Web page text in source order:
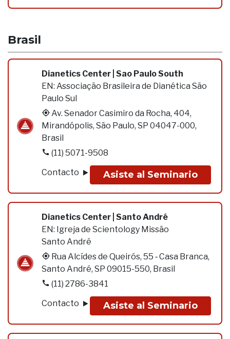
Brasil
Dianetics Center | Sao Paulo South
EN: Associação Brasileira de Dianética São
Paulo Sul
Av. Senador Casimiro da Rocha, 404,
Mirandópolis, São Paulo, SP 04047-000,
Brasil
(11) 5071-9508
Contacto
Asiste al Seminario
Dianetics Center | Santo André
EN: Igreja de Scientology Missão
Santo André
Rua Alcídes de Queirós, 55 ‑ Casa Branca,
Santo André, SP 09015-550, Brasil
(11) 2786-3841
Contacto
Asiste al Seminario